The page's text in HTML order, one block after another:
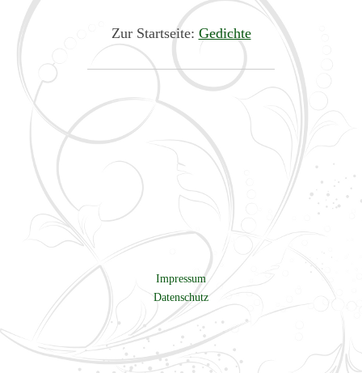
Zur Startseite: Gedichte
Impressum
Datenschutz